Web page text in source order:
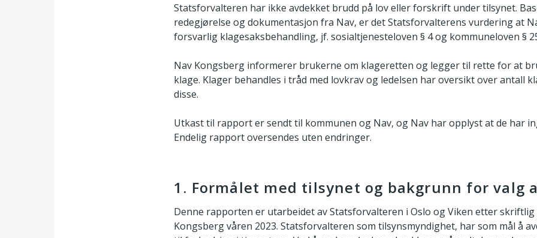
Statsforvalteren har ikke avdekket brudd på lov eller forskrift under tilsynet.
redegjørelse og dokumentasjon fra Nav, er det Statsforvalterens vurdering at
forsvarlig klagesaksbehandling, jf. sosialtjenesteloven § 4 og kommuneloven §
Nav Kongsberg informerer brukerne om klageretten og legger til rette for at
klage. Klager behandles i tråd med lovkrav og ledelsen har oversikt over antall
disse.
Utkast til rapport er sendt til kommunen og Nav, og Nav har opplyst at de har
Endelig rapport oversendes uten endringer.
1. Formålet med tilsynet og bakgrunn for valg
Denne rapporten er utarbeidet av Statsforvalteren i Oslo og Viken etter skriftlig
Kongsberg våren 2023. Statsforvalteren som tilsynsmyndighet, har som mål å